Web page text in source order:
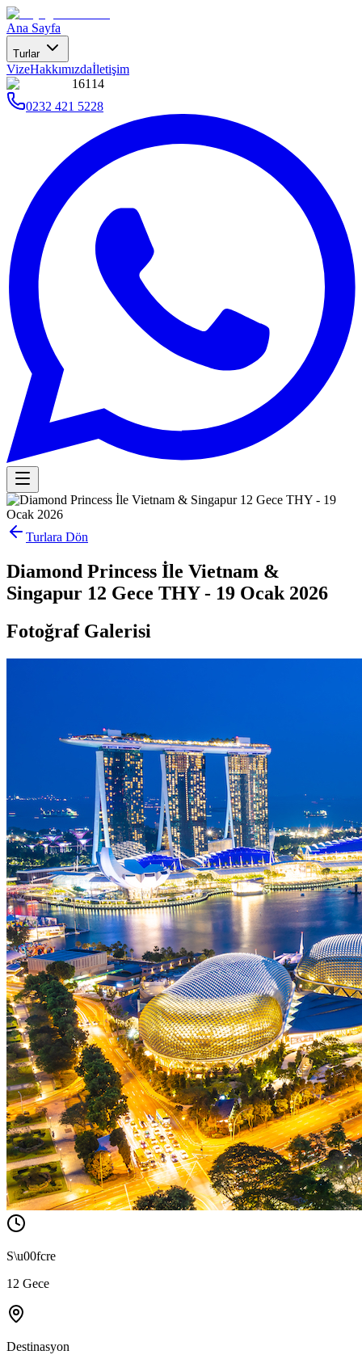
Ana Sayfa
Turlar
VizeHakkımızdaİletişim
16114
0232 421 5228
Turlara Dön
Diamond Princess İle Vietnam &
Singapur 12 Gece THY - 19 Ocak 2026
Fotoğraf Galerisi
S\u00fcre
12 Gece
Destinasyon